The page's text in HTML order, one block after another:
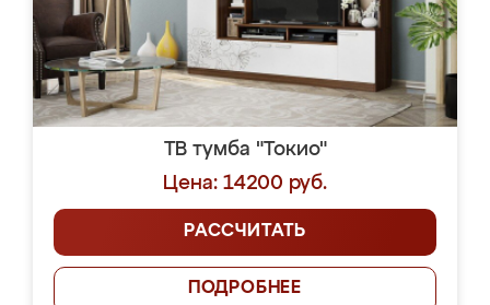
ТВ тумба "Токио"
Цена: 14200 руб.
РАССЧИТАТЬ
ПОДРОБНЕЕ